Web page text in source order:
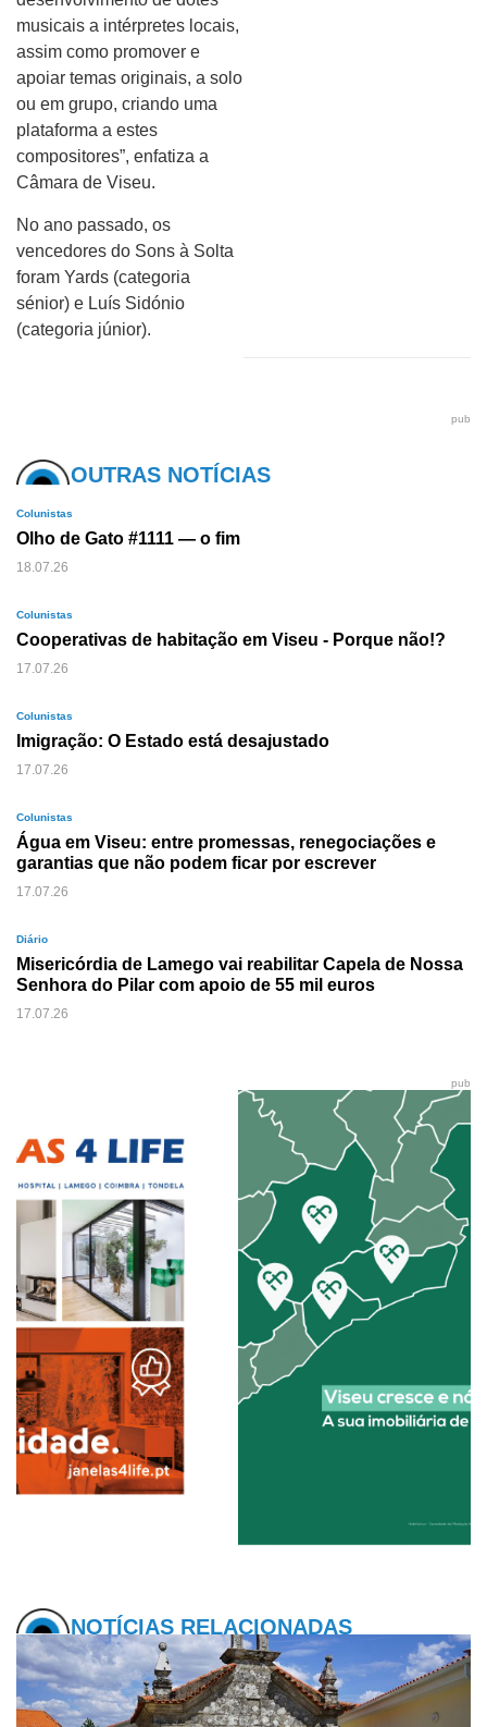
musicais a intérpretes locais,
assim como promover e
apoiar temas originais, a solo
ou em grupo, criando uma
plataforma a estes
compositores”, enfatiza a
Câmara de Viseu.
No ano passado, os
vencedores do Sons à Solta
foram Yards (categoria
sénior) e Luís Sidónio
(categoria júnior).
pub
OUTRAS NOTÍCIAS
Colunistas
Olho de Gato #1111 — o fim
18.07.26
Colunistas
Cooperativas de habitação em Viseu - Porque não!?
17.07.26
Colunistas
Imigração: O Estado está desajustado
17.07.26
Colunistas
Água em Viseu: entre promessas, renegociações e
garantias que não podem ficar por escrever
17.07.26
Diário
Misericórdia de Lamego vai reabilitar Capela de Nossa
Senhora do Pilar com apoio de 55 mil euros
17.07.26
pub
NOTÍCIAS RELACIONADAS